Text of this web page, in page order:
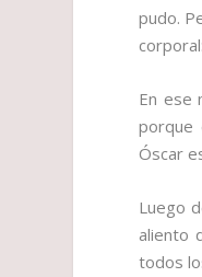
pudo.
En ese
porque
Óscar
Luego
aliento
todos